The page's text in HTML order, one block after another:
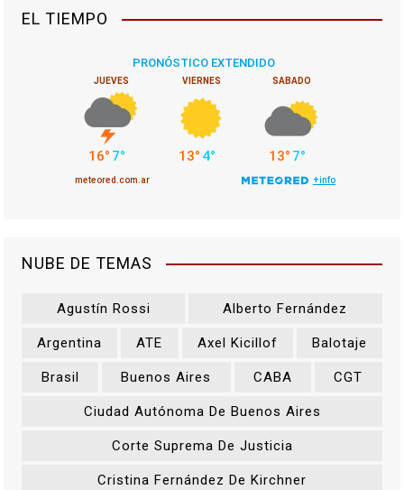
EL TIEMPO
NUBE DE TEMAS
Agustín Rossi Alberto Fernández
Argentina ATE Axel Kicillof Balotaje
Brasil Buenos Aires CABA CGT
Ciudad Autónoma De Buenos Aires
Corte Suprema De Justicia
Cristina Fernández De Kirchner